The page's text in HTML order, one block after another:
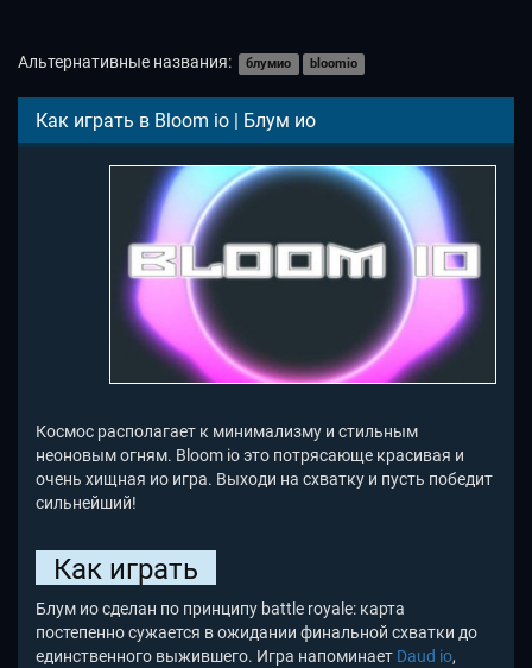
Альтернативные названия: блумио bloomio
Как играть в Bloom io | Блум ио
Космос располагает к минимализму и стильным
неоновым огням. Bloom io это потрясающе красивая и
очень хищная ио игра. Выходи на схватку и пусть победит
сильнейший!
Как играть
Блум ио сделан по принципу battle royale: карта
постепенно сужается в ожидании финальной схватки до
единственного выжившего. Игра напоминает Daud io,